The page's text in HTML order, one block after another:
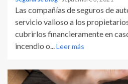
Las compañías de seguros de
servicio valioso a los
cubrirlos financieramente en
incendio o...Leer más